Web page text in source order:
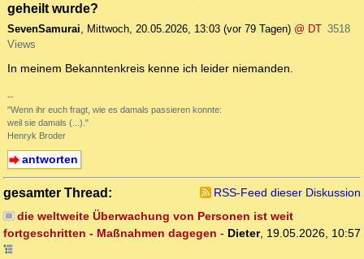
geheilt wurde?
SevenSamurai, Mittwoch, 20.05.2026, 13:03 (vor 79 Tagen) @ DT 3518
Views
In meinem Bekanntenkreis kenne ich leider niemanden.
--
"Wenn ihr euch fragt, wie es damals passieren konnte:
weil sie damals (...)."
Henryk Broder
antworten
gesamter Thread:
RSS-Feed dieser Diskussion
die weltweite Überwachung von Personen ist weit
fortgeschritten - Maßnahmen dagegen - Dieter, 19.05.2026, 10:57